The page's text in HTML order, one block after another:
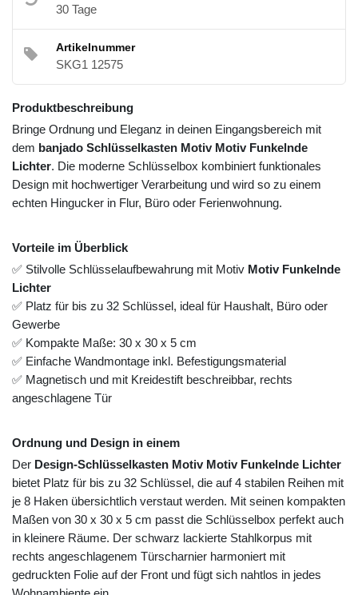
30 Tage
Artikelnummer
SKG1 12575
Produktbeschreibung
Bringe Ordnung und Eleganz in deinen Eingangsbereich mit
dem banjado Schlüsselkasten Motiv Motiv Funkelnde
Lichter. Die moderne Schlüsselbox kombiniert funktionales
Design mit hochwertiger Verarbeitung und wird so zu einem
echten Hingucker in Flur, Büro oder Ferienwohnung.
Vorteile im Überblick
✅ Stilvolle Schlüsselaufbewahrung mit Motiv Motiv Funkelnde
Lichter
✅ Platz für bis zu 32 Schlüssel, ideal für Haushalt, Büro oder
Gewerbe
✅ Kompakte Maße: 30 x 30 x 5 cm
✅ Einfache Wandmontage inkl. Befestigungsmaterial
✅ Magnetisch und mit Kreidestift beschreibbar, rechts
angeschlagene Tür
Ordnung und Design in einem
Der Design-Schlüsselkasten Motiv Motiv Funkelnde Lichter
bietet Platz für bis zu 32 Schlüssel, die auf 4 stabilen Reihen mit
je 8 Haken übersichtlich verstaut werden. Mit seinen kompakten
Maßen von 30 x 30 x 5 cm passt die Schlüsselbox perfekt auch
in kleinere Räume. Der schwarz lackierte Stahlkorpus mit
rechts angeschlagenem Türscharnier harmoniert mit
gedruckten Folie auf der Front und fügt sich nahtlos in jedes